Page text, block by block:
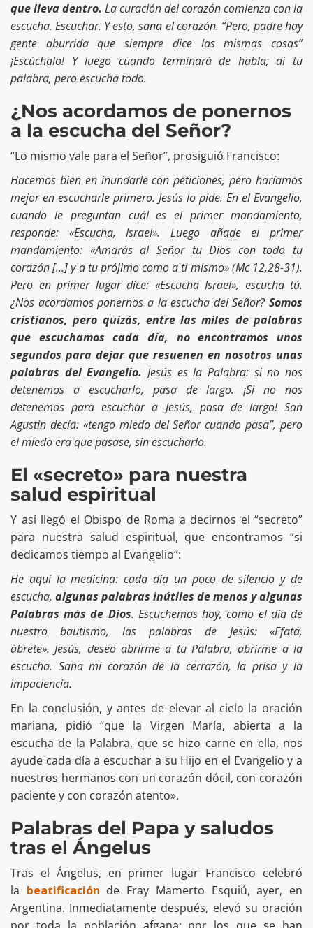
que lleva dentro. La curación del corazón comienza con la
escucha. Escuchar. Y esto, sana el corazón. “Pero, padre hay
gente aburrida que siempre dice las mismas cosas”
¡Escúchalo! Y luego cuando terminará de habla; di tu
palabra, pero escucha todo.
¿Nos acordamos de ponernos
a la escucha del Señor?
“Lo mismo vale para el Señor”, prosiguió Francisco:
Hacemos bien en inundarle con peticiones, pero haríamos
mejor en escucharle primero. Jesús lo pide. En el Evangelio,
cuando le preguntan cuál es el primer mandamiento,
responde: «Escucha, Israel». Luego añade el primer
mandamiento: «Amarás al Señor tu Dios con todo tu
corazón […] y a tu prójimo como a ti mismo» (Mc 12,28-31).
Pero en primer lugar dice: «Escucha Israel», escucha tú.
¿Nos acordamos ponernos a la escucha del Señor? Somos
cristianos, pero quizás, entre las miles de palabras
que escuchamos cada día, no encontramos unos
segundos para dejar que resuenen en nosotros unas
palabras del Evangelio. Jesús es la Palabra: si no nos
detenemos a escucharlo, pasa de largo. ¡Si no nos
detenemos para escuchar a Jesús, pasa de largo! San
Agustin decía: «tengo miedo del Señor cuando pasa”, pero
el miedo era que pasase, sin escucharlo.
El «secreto» para nuestra
salud espiritual
Y así llegó el Obispo de Roma a decirnos el “secreto”
para nuestra salud espiritual, que encontramos “si
dedicamos tiempo al Evangelio”:
He aquí la medicina: cada día un poco de silencio y de
escucha, algunas palabras inútiles de menos y algunas
Palabras más de Dios. Escuchemos hoy, como el día de
nuestro bautismo, las palabras de Jesús: «Efatá,
ábrete». Jesús, deseo abrirme a tu Palabra, abrirme a la
escucha. Sana mi corazón de la cerrazón, la prisa y la
impaciencia.
En la conclusión, y antes de elevar al cielo la oración
mariana, pidió “que la Virgen María, abierta a la
escucha de la Palabra, que se hizo carne en ella, nos
ayude cada día a escuchar a su Hijo en el Evangelio y a
nuestros hermanos con un corazón dócil, con corazón
paciente y con corazón atento».
Palabras del Papa y saludos
tras el Ángelus
Tras el Ángelus, en primer lugar Francisco celebró
la beatificación de Fray Mamerto Esquiú, ayer, en
Argentina. Inmediatamente después, elevó su oración